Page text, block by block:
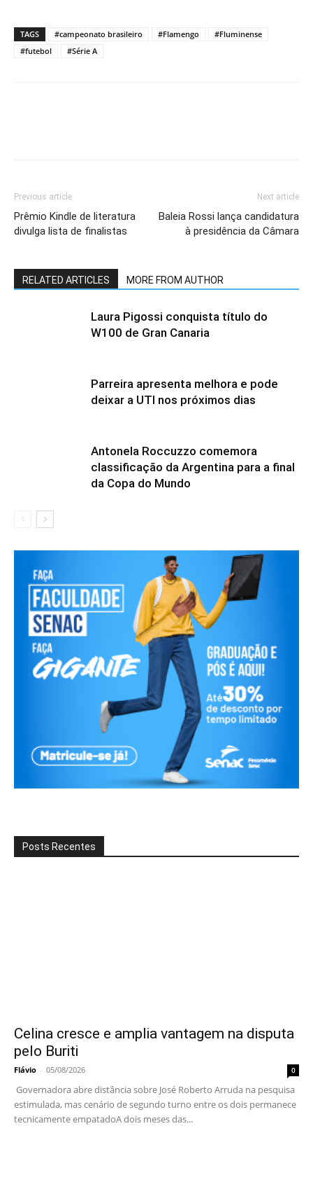
TAGS #campeonato brasileiro #Flamengo
#Fluminense
#futebol
#Série A
Previous article
Prêmio Kindle de literatura
divulga lista de finalistas
Next article
Baleia Rossi lança candidatura
à presidência da Câmara
RELATED ARTICLES MORE FROM AUTHOR
Laura Pigossi conquista título do
W100 de Gran Canaria
Parreira apresenta melhora e pode
deixar a UTI nos próximos dias
Antonela Roccuzzo comemora
classificação da Argentina para a final
da Copa do Mundo
Posts Recentes
Celina cresce e amplia vantagem na disputa
pelo Buriti
Flávio - 05/08/2026 0
Governadora abre distância sobre José Roberto Arruda na pesquisa
estimulada, mas cenário de segundo turno entre os dois permanece
tecnicamente empatadoA dois meses das...